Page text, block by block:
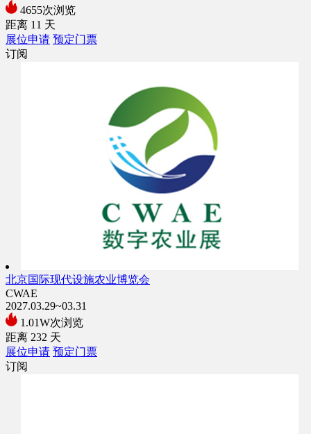
4655次浏览
距离 11 天
展位申请 预定门票
订阅
北京国际现代设施农业博览会
CWAE
2027.03.29~03.31
1.01W次浏览
距离 232 天
展位申请 预定门票
订阅